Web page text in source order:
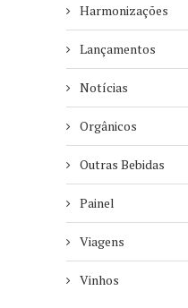
Harmonizações
Lançamentos
Notícias
Orgânicos
Outras Bebidas
Painel
Viagens
Vinhos